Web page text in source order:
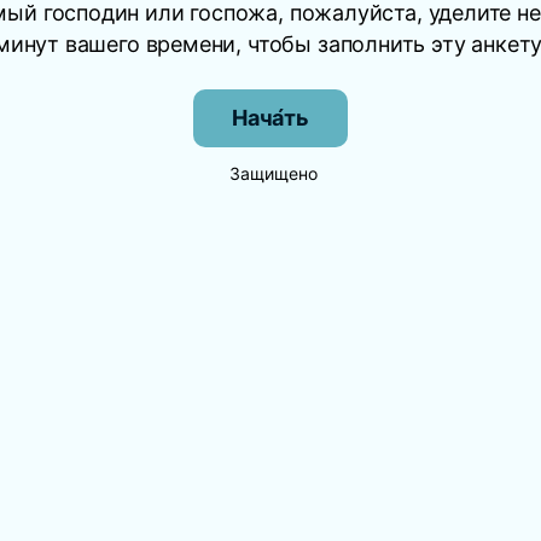
господин или госпожа, пожалуйста, уделите
вашего времени, чтобы заполнить эту
Нача́ть
Защищено